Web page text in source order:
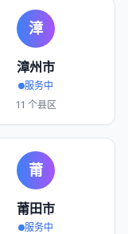
漳
漳州市
服务中
11 个县区
莆
莆田市
服务中